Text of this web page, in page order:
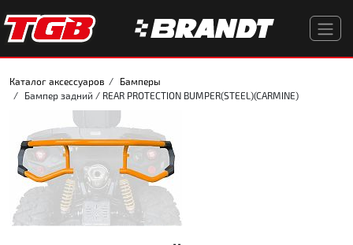
Каталог аксессуаров
Бамперы
Бампер задний / REAR PROTECTION BUMPER(STEEL)(CARMINE)